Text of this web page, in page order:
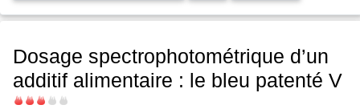
Dosage spectrophotométrique d’un
additif alimentaire : le bleu patenté V
Difficulté